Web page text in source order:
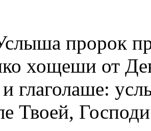
пророк
хощеши от
и глаголаше:
Твоей,